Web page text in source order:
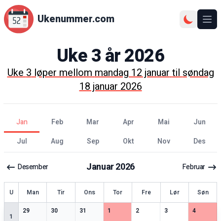
Ukenummer.com
Uke3år2026
Uke3løper mellommandag 12 januartilsøndag
18 januar 2026
jan feb mar apr mai
jun
jul
aug sep okt nov des
Desember Januar2026 Februar
Uke Man Tir Ons Tor Fre Lør Søn
1
29
3spesielle datoer
30
3spesielle datoer
31
1spesielle datoer
13 spesielle datoer
2
3spesielle datoer
3
2spesielle datoer
4
3